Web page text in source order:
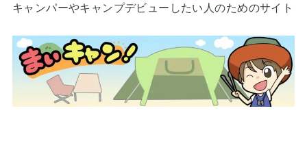
キャンパーやキャンプデビューしたい人のためのサイト